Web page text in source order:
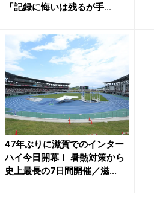
「記録に悔いは残るが手...
47年ぶりに滋賀でのインター
ハイ今日開幕！ 暑熱対策から
史上最長の7日間開催／滋...